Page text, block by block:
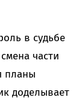
в судьбе
части
планы
доделывает